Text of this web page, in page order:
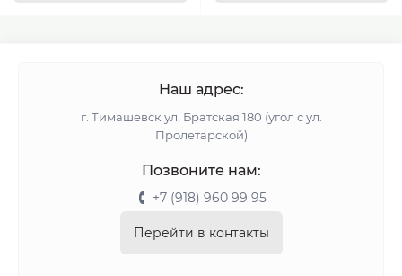
Наш адрес:
г. Тимашевск ул. Братская 180 (угол с ул.
Пролетарской)
Позвоните нам:
+7 (918) 960 99 95
Перейти в контакты